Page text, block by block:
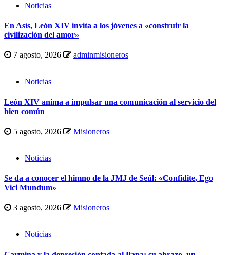
Noticias
En Asís, León XIV invita a los jóvenes a «construir la
civilización del amor»
7 agosto, 2026 adminmisioneros
Noticias
León XIV anima a impulsar una comunicación al servicio del
bien común
5 agosto, 2026 Misioneros
Noticias
Se da a conocer el himno de la JMJ de Seúl: «Confidite, Ego
Vici Mundum»
3 agosto, 2026 Misioneros
Noticias